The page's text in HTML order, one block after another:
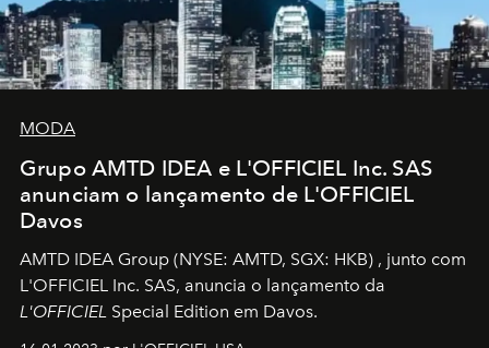
MODA
Grupo AMTD IDEA e L'OFFICIEL Inc. SAS
anunciam o lançamento de L'OFFICIEL
Davos
AMTD IDEA Group (NYSE: AMTD, SGX: HKB) , junto com
L'OFFICIEL Inc. SAS, anuncia o lançamento da
L'OFFICIEL Special Edition em Davos.